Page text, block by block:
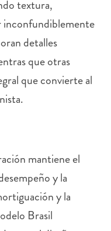
detalles
que otras
que convierte al
y la
y la
Brasil
que el diseño